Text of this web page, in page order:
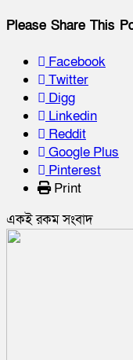
Please Share This
Facebook
Twitter
Digg
Linkedin
Reddit
Google Plus
Pinterest
Print
একই রকম সংবাদ